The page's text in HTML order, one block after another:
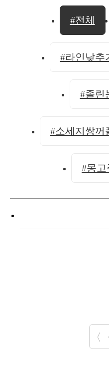
#전체
#라인낮추
#졸린
#소세지쌍꺼
#몽
〈